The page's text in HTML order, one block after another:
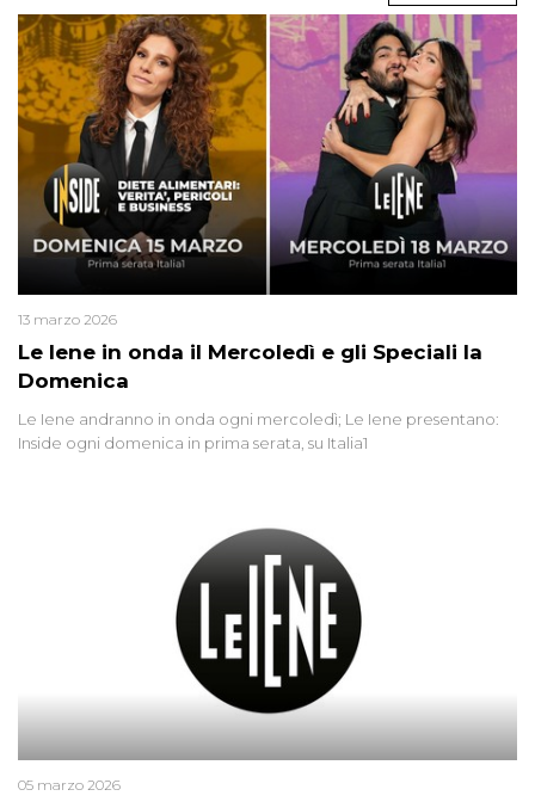
Le Iene in onda il Mercoledì e gli Speciali la
Domenica
13 marzo 2026
Le Iene andranno in onda ogni mercoledì; Le Iene presentano:
Inside ogni domenica in prima serata, su Italia1
05 marzo 2026